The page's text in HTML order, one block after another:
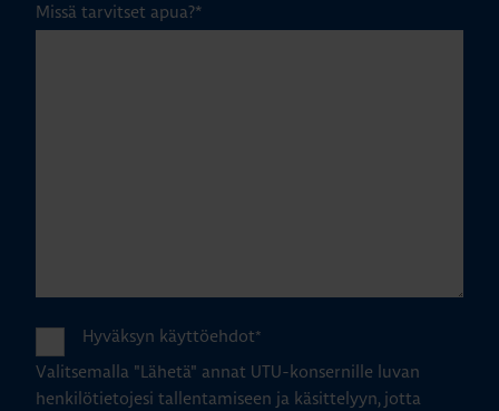
Missä tarvitset apua?*
Hyväksyn käyttöehdot*
Valitsemalla "Lähetä" annat UTU-konsernille luvan
henkilötietojesi tallentamiseen ja käsittelyyn, jotta